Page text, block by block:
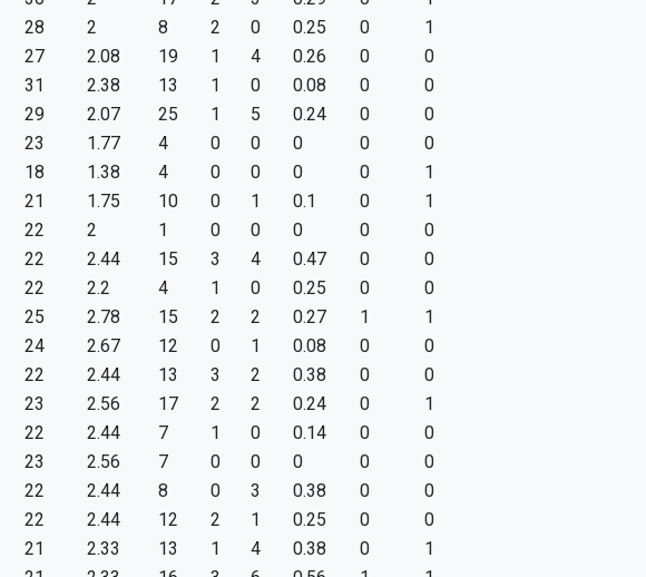
28 2 8 2 0 0.25 0
1
27 2.08 19 1 4 0.26 0
0
31 2.38 13 1 0 0.08 0
0
29 2.07 25 1 5 0.24 0
0
23 1.77 4 0 0 0 0
0
18 1.38 4 0 0 0 0
1
21 1.75 10 0 1 0.1 0
1
22 2 1 0 0 0 0
0
22 2.44 15 3 4 0.47 0
0
22 2.2 4 1 0 0.25 0
0
25 2.78 15 2 2 0.27 1
1
24 2.67 12 0 1 0.08 0
0
22 2.44 13 3 2 0.38 0
0
23 2.56 17 2 2 0.24 0
1
22 2.44 7 1 0 0.14 0
0
23 2.56 7 0 0 0 0
0
22 2.44 8 0 3 0.38 0
0
22 2.44 12 2 1 0.25 0
0
21 2.33 13 1 4 0.38 0
1